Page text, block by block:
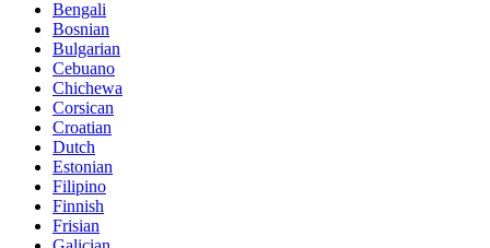
Bengali
Bosnian
Bulgarian
Cebuano
Chichewa
Corsican
Croatian
Dutch
Estonian
Filipino
Finnish
Frisian